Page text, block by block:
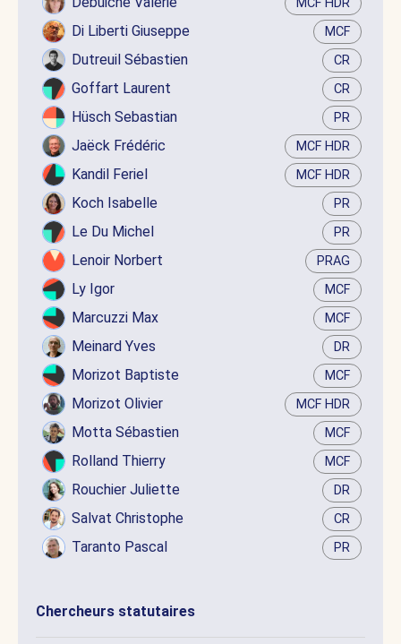
MCF HDR
Di Liberti Giuseppe MCF
Dutreuil Sébastien CR
Goffart Laurent CR
Hüsch Sebastian PR
Jaëck Frédéric MCF HDR
Kandil Feriel MCF HDR
Koch Isabelle PR
Le Du Michel PR
Lenoir Norbert PRAG
Ly Igor MCF
Marcuzzi Max MCF
Meinard Yves DR
Morizot Baptiste MCF
Morizot Olivier MCF HDR
Motta Sébastien MCF
Rolland Thierry MCF
Rouchier Juliette DR
Salvat Christophe CR
Taranto Pascal PR
Chercheurs statutaires